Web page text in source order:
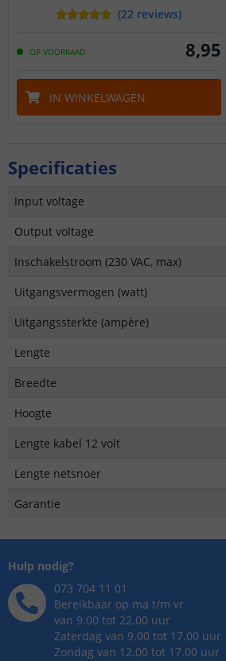
(22 reviews)
OP VOORRAAD 8,95
IN WINKELWAGEN
Specificaties
Input voltage
Output voltage
Inschakelstroom (230 VAC, max)
Uitgangsvermogen (watt)
Uitgangssterkte (ampère)
Lengte
Breedte
Hoogte
Lengte kabel 12 volt
Lengte netsnoer
Garantie
Hulp nodig?
073 704 11 01
Bereikbaar op ma t/m vr
van 9.00 tot 22.00 uur
Zaterdag van 9.00 tot 17.00 uur
Zondag van 12.00 tot 17.00 uur